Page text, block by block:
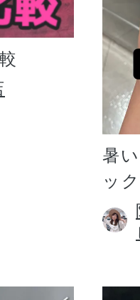
ンクリア
レンズオイル
暑
ッ